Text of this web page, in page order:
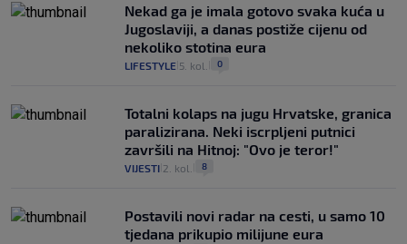
Nekad ga je imala gotovo svaka kuća u
Jugoslaviji, a danas postiže cijenu od
nekoliko stotina eura
LIFESTYLE 5. kol. 0
Totalni kolaps na jugu Hrvatske, granica
paralizirana. Neki iscrpljeni putnici
završili na Hitnoj: "Ovo je teror!"
VIJESTI 2. kol. 8
Postavili novi radar na cesti, u samo 10
tjedana prikupio milijune eura